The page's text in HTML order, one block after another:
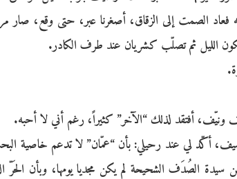
فعاد الصمت إلى الزقاق، أصغرنا عبر، حتى وقع، صار
الليل ثم تصلّب كشريان عند طرف الكادر.
ونيّف، أفتقد لذلك “الآخر” كثيراً، رغم أني لا أحبه.
أكّد لي عند رحيلي: بأن “عمّان” لا تدعم خاصية
سيدة الصُدَف الشحيحة لم يكن مجديا يومها، وبأن